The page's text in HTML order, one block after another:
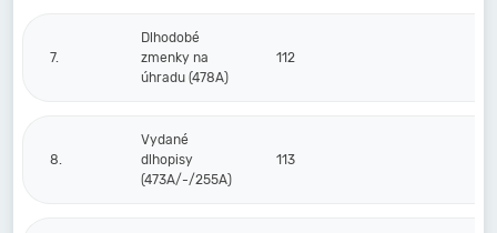
7.
Dlhodobé
zmenky na
úhradu (478A)
112
8.
Vydané
dlhopisy
(473A/-/255A)
113